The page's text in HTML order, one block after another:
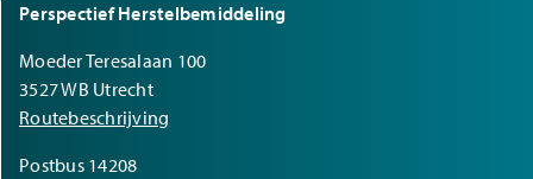
Perspectief Herstelbemiddeling
Moeder Teresalaan 100
3527 WB Utrecht
Routebeschrijving
Postbus 14208